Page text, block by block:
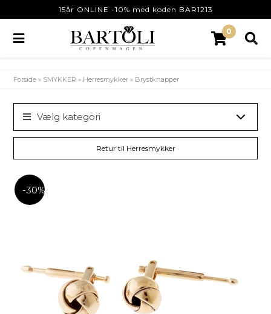
15år ONLINE -10% med koden BAR1213
0
Forside » SMYKKER » Herresmykker » Brystknapper
Vælg kategori
Retur til Herresmykker
-30%